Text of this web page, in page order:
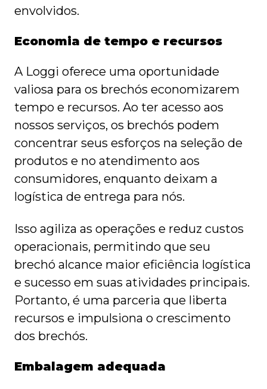
envolvidos.
Economia de tempo e recursos
A Loggi oferece uma oportunidade
valiosa para os brechós economizarem
tempo e recursos. Ao ter acesso aos
nossos serviços, os brechós podem
concentrar seus esforços na seleção de
produtos e no atendimento aos
consumidores, enquanto deixam a
logística de entrega para nós.
Isso agiliza as operações e reduz custos
operacionais, permitindo que seu
brechó alcance maior eficiência logística
e sucesso em suas atividades principais.
Portanto, é uma parceria que liberta
recursos e impulsiona o crescimento
dos brechós.
Embalagem adequada